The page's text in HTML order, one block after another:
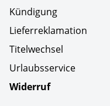
Kündigung
Lieferreklamation
Titelwechsel
Urlaubsservice
Widerruf